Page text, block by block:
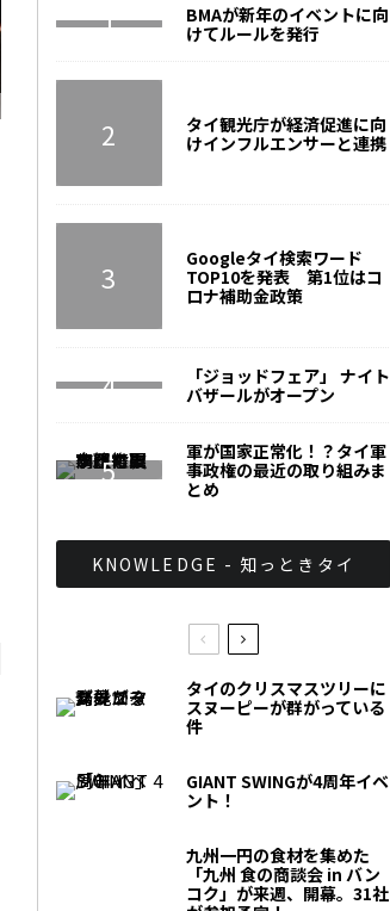
BMAが新年のイベントに向
けてルールを発行
タイ観光庁が経済促進に向
けインフルエンサーと連携
Googleタイ検索ワード
TOP10を発表 第1位はコ
ロナ補助金政策
「ジョッドフェア」 ナイト
バザールがオープン
軍が国家正常化！？タイ軍
事政権の最近の取り組みま
とめ
KNOWLEDGE - 知っときタイ
タイのクリスマスツリーに
スヌーピーが群がっている
件
GIANT SWINGが4周年イベ
ント！
九州一円の食材を集めた
「九州 食の商談会 in バン
コク」が来週、開幕。31社